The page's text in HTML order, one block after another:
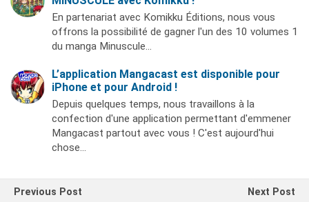
En partenariat avec Komikku Éditions, nous vous
offrons la possibilité de gagner l'un des 10 volumes 1
du manga Minuscule…
L’application Mangacast est disponible pour
iPhone et pour Android !
Depuis quelques temps, nous travaillons à la
confection d'une application permettant d'emmener
Mangacast partout avec vous ! C'est aujourd'hui
chose…
Previous Post
Next Post